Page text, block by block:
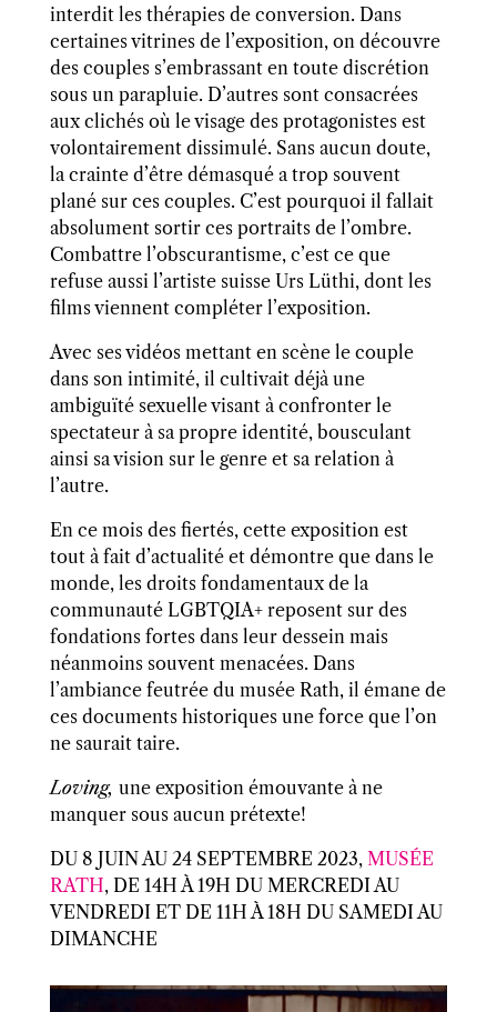
interdit les thérapies de conversion. Dans
certaines vitrines de l’exposition, on découvre
des couples s’embrassant en toute discrétion
sous un parapluie. D’autres sont consacrées
aux clichés où le visage des protagonistes est
volontairement dissimulé. Sans aucun doute,
la crainte d’être démasqué a trop souvent
plané sur ces couples. C’est pourquoi il fallait
absolument sortir ces portraits de l’ombre.
Combattre l’obscurantisme, c’est ce que
refuse aussi l’artiste suisse Urs Lüthi, dont les
films viennent compléter l’exposition.
Avec ses vidéos mettant en scène le couple
dans son intimité, il cultivait déjà une
ambiguïté sexuelle visant à confronter le
spectateur à sa propre identité, bousculant
ainsi sa vision sur le genre et sa relation à
l’autre.
En ce mois des fiertés, cette exposition est
tout à fait d’actualité et démontre que dans le
monde, les droits fondamentaux de la
communauté LGBTQIA+ reposent sur des
fondations fortes dans leur dessein mais
néanmoins souvent menacées. Dans
l’ambiance feutrée du musée Rath, il émane de
ces documents historiques une force que l’on
ne saurait taire.
Loving, une exposition émouvante à ne
manquer sous aucun prétexte!
DU 8 JUIN AU 24 SEPTEMBRE 2023, MUSÉE
RATH, DE 14H À 19H DU MERCREDI AU
VENDREDI ET DE 11H À 18H DU SAMEDI AU
DIMANCHE